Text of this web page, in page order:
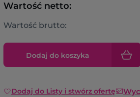
Wartość netto:
Wartość brutto:
Dodaj do koszyka
Dodaj do Listy i stwórz ofertę